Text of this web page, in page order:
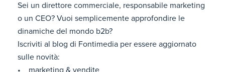
Sei un direttore commerciale, responsabile marketing
o un CEO? Vuoi semplicemente approfondire le
dinamiche del mondo b2b?
Iscriviti al blog di Fontimedia per essere aggiornato
sulle novità: